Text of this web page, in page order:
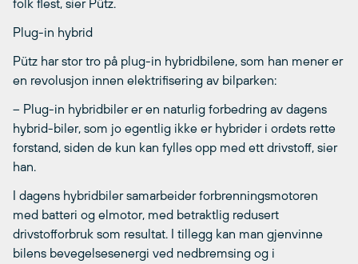
folk flest, sier Pütz.
Plug-in hybrid
Pütz har stor tro på plug-in hybridbilene, som han mener er
en revolusjon innen elektrifisering av bilparken:
– Plug-in hybridbiler er en naturlig forbedring av dagens
hybrid-biler, som jo egentlig ikke er hybrider i ordets rette
forstand, siden de kun kan fylles opp med ett drivstoff, sier
han.
I dagens hybridbiler samarbeider forbrenningsmotoren
med batteri og elmotor, med betraktlig redusert
drivstofforbruk som resultat. I tillegg kan man gjenvinne
bilens bevegelsesenergi ved nedbremsing og i